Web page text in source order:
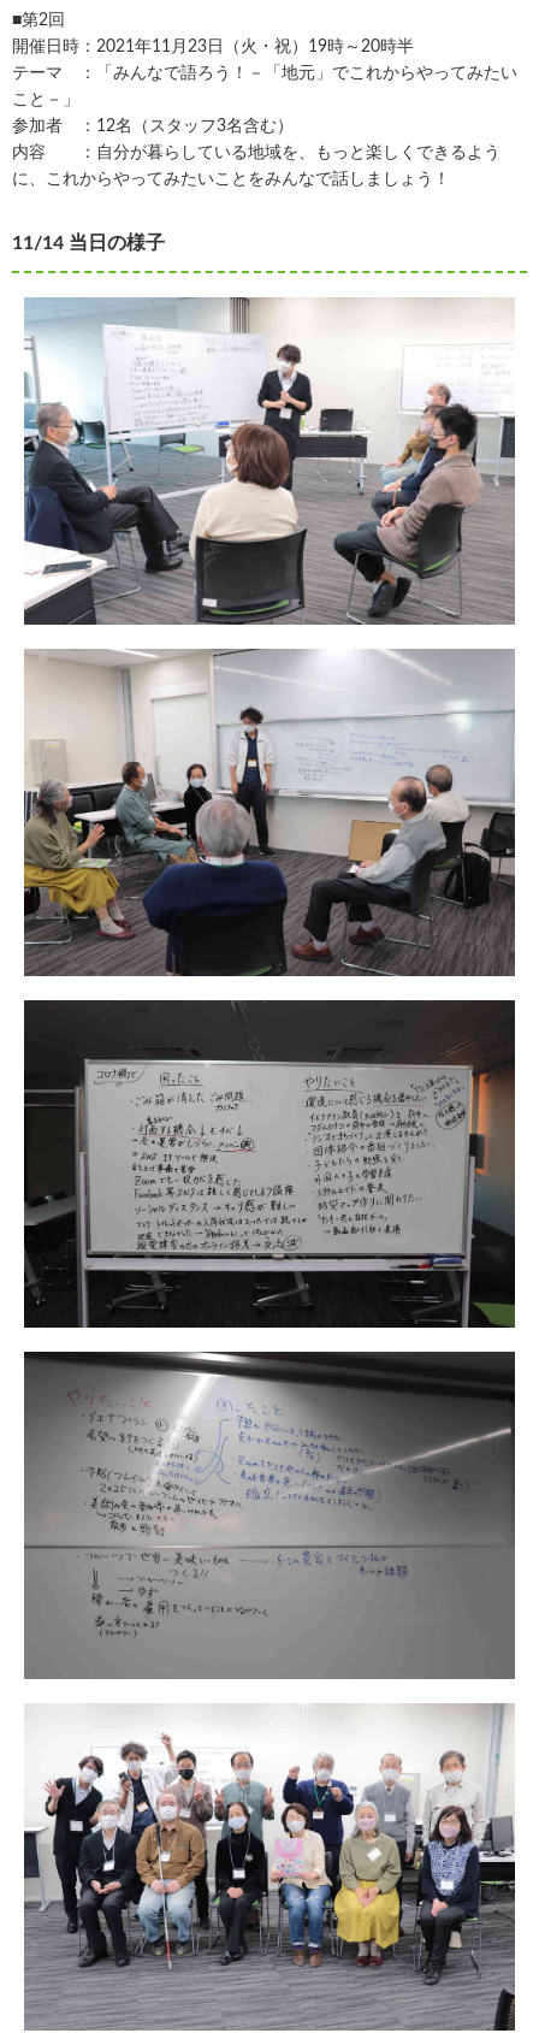
■第2回
開催日時：2021年11月23日（火・祝）19時～20時半
テーマ ：「みんなで語ろう！－「地元」でこれからやってみたい
こと－」
参加者 ：12名（スタッフ3名含む）
内容 ：自分が暮らしている地域を、もっと楽しくできるよう
に、これからやってみたいことをみんなで話しましょう！
11/14 当日の様子